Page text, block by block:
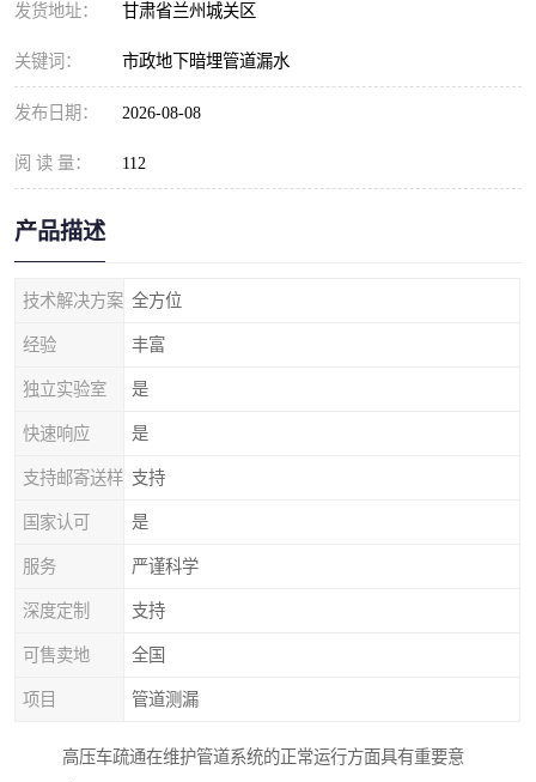
发货地址： 甘肃省兰州城关区
关键词： 市政地下暗埋管道漏水
发布日期： 2026-08-08
阅 读 量： 112
产品描述
技术解决方案 全方位
经验 丰富
独立实验室 是
快速响应 是
支持邮寄送样 支持
国家认可 是
服务 严谨科学
深度定制 支持
可售卖地 全国
项目 管道测漏
高压车疏通在维护管道系统的正常运行方面具有重要意